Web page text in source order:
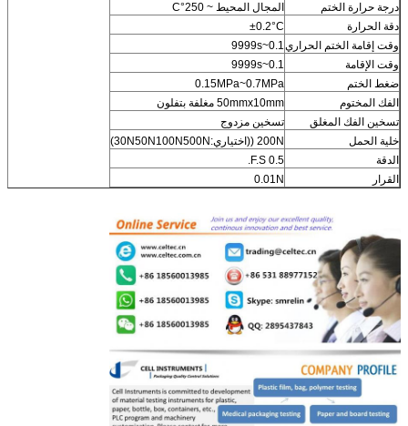
درجة حرارة الختم
المجال المحيط ~ 250°C
دقة الحرارة
±0.2°C
وقت إقامة الختم الحراري0.1~9999s
وقت الإقامة
0.1~9999s
ضغط الختم
0.15MPa~0.7MPa
الفك المختوم
50mmx10mm مغلفة بتفلون
تسخين الفك المغلق
تسخين مزدوج
خلية الحمل
200N ((اختياري:30N50N100N500N)
الدقة
0.5 F.S.
القرار
0.01N